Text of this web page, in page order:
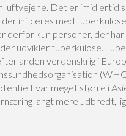
Det er imidlertid
inficeres med
derfor kun personer, der
udvikler tuberkulose.
anden verdenskrig i
var meget større i
langt mere udbredt,